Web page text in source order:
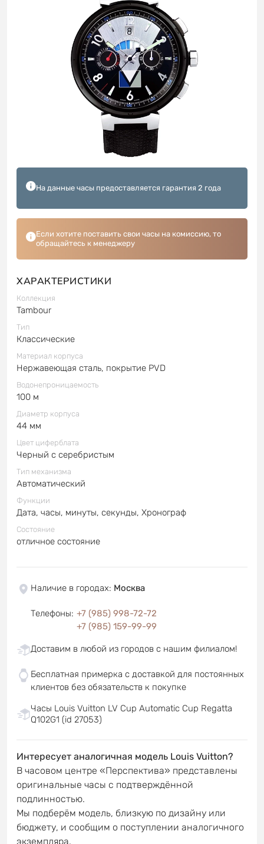
На данные часы предоставляется гарантия 2 года
Если хотите поставить свои часы на комиссию, то
обращайтесь к менеджеру
ХАРАКТЕРИСТИКИ
Коллекция
Tambour
Тип
Классические
Материал корпуса
Нержавеющая сталь, покрытие PVD
Водонепроницаемость
100 м
Диаметр корпуса
44 мм
Цвет циферблата
Черный с серебристым
Тип механизма
Автоматический
Функции
Дата, часы, минуты, секунды, Хронограф
Состояние
отличное состояние
Наличие в городах: Москва
Телефоны: +7 (985) 998-72-72
+7 (985) 159-99-99
Доставим в любой из городов с нашим филиалом!
Бесплатная примерка с доставкой для постоянных
клиентов без обязательств к покупке
Часы Louis Vuitton LV Cup Automatic Cup Regatta
Q102G1 (id 27053)
Интересует аналогичная модель Louis Vuitton?
В часовом центре «Перспектива» представлены
оригинальные часы с подтверждённой
подлинностью.
Мы подберём модель, близкую по дизайну или
бюджету, и сообщим о поступлении аналогичного
экземпляра.